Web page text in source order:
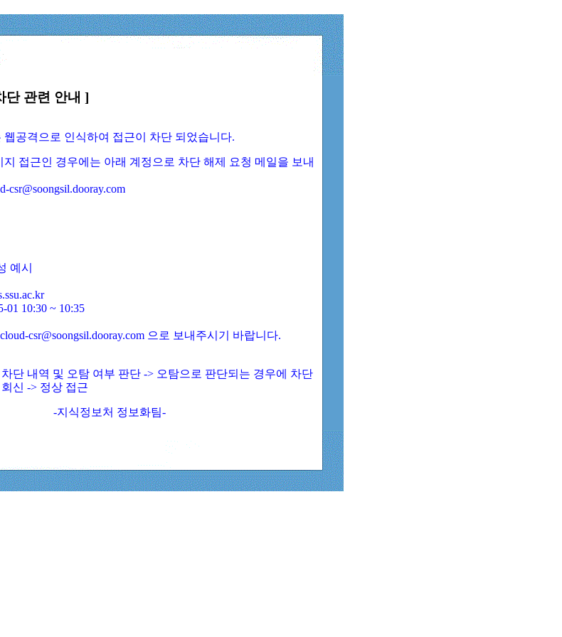
단 관련 안내 ]
공격으로 인식하여 접근이 차단 되었습니다.
접근인 경우에는 아래 계정으로 차단 해제 요청 메일을 보내
csr@soongsil.dooray.com
예시
01 10:30 ~ 10:35
csr@soongsil.dooray.com 으로 보내주시기 바랍니다.
단 내역 및 오탐 여부 판단 -> 오탐으로 판단되는 경우에 차단
신 -> 정상 접근
-지식정보처 정보화팀-